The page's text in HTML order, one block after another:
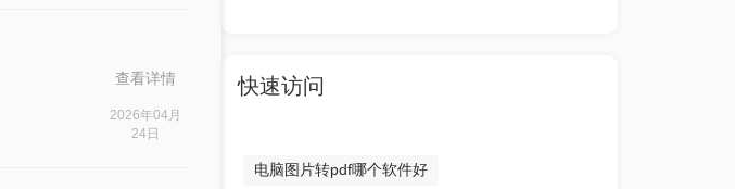
查看详情
2026年04月
24日
快速访问
电脑图片转pdf哪个软件好